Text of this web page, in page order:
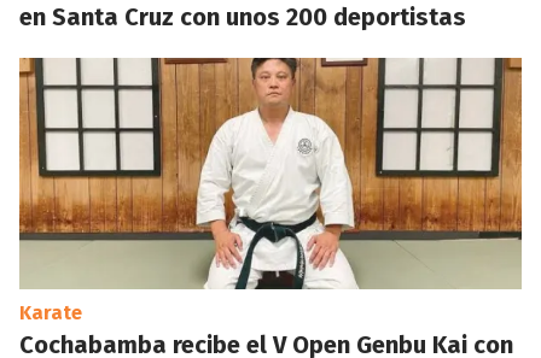
en Santa Cruz con unos 200 deportistas
Karate
Cochabamba recibe el V Open Genbu Kai con